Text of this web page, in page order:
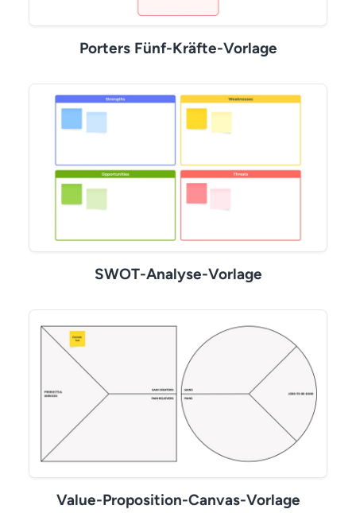
Porters Fünf-Kräfte-Vorlage
SWOT-Analyse-Vorlage
Value-Proposition-Canvas-Vorlage